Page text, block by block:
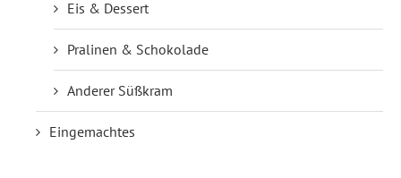
Eis & Dessert
Pralinen & Schokolade
Anderer Süßkram
Eingemachtes